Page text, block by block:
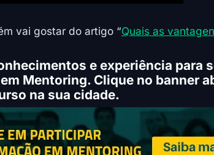
vai gostar do artigo “Quais as
e experiência para
Mentoring. Clique no banner
na sua cidade.